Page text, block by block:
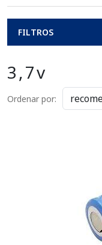
FILTROS
3,7v
Ordenar por: